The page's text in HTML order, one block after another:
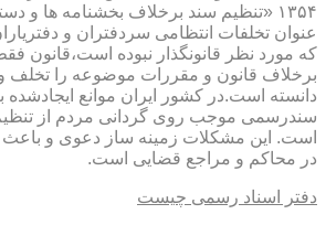
۱۳۵۴ «تنظیم سند برخلاف بخشنامه ها و
عنوان تخلفات انتظامی سردفتران و
که مورد نظر قانونگذار نبوده است،قانون
برخلاف قانون و مقررات موضوعه را
دانسته است.در کشور ایران موانع ایجادشده
سندرسمی موجب روی گردانی مردم از
است. این مشکلات زمینه ساز دعوی و
در محاکم و مراجع قضایی است.
دفتر اسناد رسمی چیست